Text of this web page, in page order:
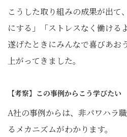
こうした取り組みの成果が出て
にする」「ストレスなく働ける
遂げたときにみんなで喜びあお
上がってきました。
【考察】この事例からこう学びたい
A社の事例からは、非パワハラ
るメカニズムがわかります。